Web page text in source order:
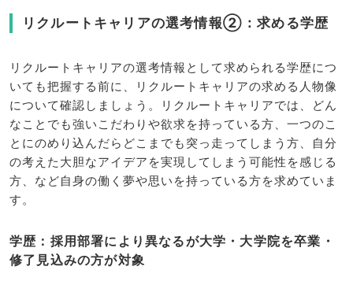
リクルートキャリアの選考情報②：求める学歴
リクルートキャリアの選考情報として求められる学歴につ
いても把握する前に、リクルートキャリアの求める人物像
について確認しましょう。リクルートキャリアでは、どん
なことでも強いこだわりや欲求を持っている方、一つのこ
とにのめり込んだらどこまでも突っ走ってしまう方、自分
の考えた大胆なアイデアを実現してしまう可能性を感じる
方、など自身の働く夢や思いを持っている方を求めていま
す。
学歴：採用部署により異なるが大学・大学院を卒業・
修了見込みの方が対象